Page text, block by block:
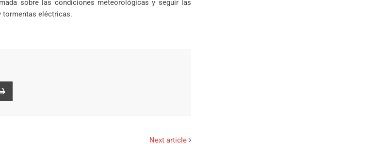
sobre las condiciones meteorológicas y seguir las
tormentas eléctricas.
Next article